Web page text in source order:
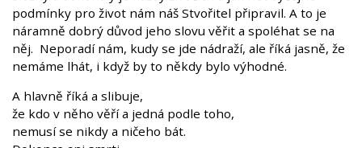
podmínky pro život nám náš Stvořitel připravil. A to je
náramně dobrý důvod jeho slovu věřit a spoléhat se na
něj. Neporadí nám, kudy se jde nádraží, ale říká jasně, že
nemáme lhát, i když by to někdy bylo výhodné.
A hlavně říká a slibuje,
že kdo v něho věří a jedná podle toho,
nemusí se nikdy a ničeho bát.